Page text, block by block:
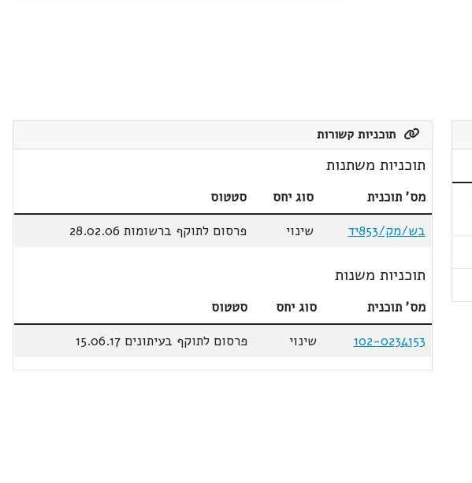
תוכניות קשורות
תוכניות משתנות
מס' תוכנית סוג יחס
סטטוס
בש/מק/853יד
שינוי פרסום לתוקף ברשומות 28.02.06
תוכניות משנות
מס' תוכנית סוג יחס
סטטוס
102-0234153
שינוי פרסום לתוקף בעיתונים 15.06.17